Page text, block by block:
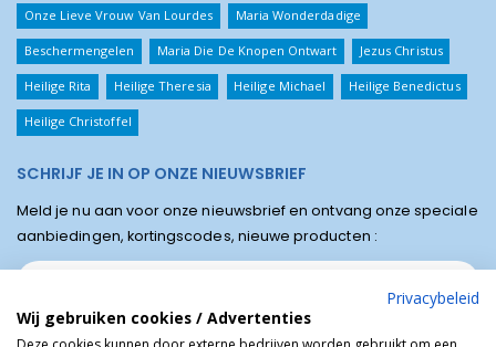
Onze Lieve Vrouw Van Lourdes Maria Wonderdadige
Beschermengelen Maria Die De Knopen Ontwart Jezus Christus
Heilige Rita Heilige Theresia Heilige Michael Heilige Benedictus
Heilige Christoffel
SCHRIJF JE IN OP ONZE NIEUWSBRIEF
Meld je nu aan voor onze nieuwsbrief en ontvang onze speciale
aanbiedingen, kortingscodes, nieuwe producten :
Privacybeleid
Wij gebruiken cookies / Advertenties